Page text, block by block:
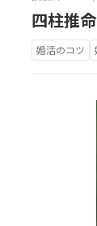
四柱推
婚活のコツ